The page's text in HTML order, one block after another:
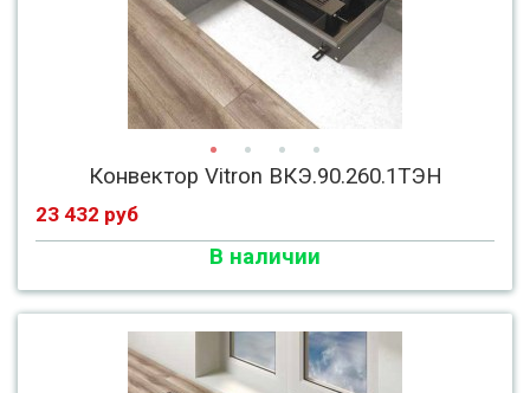
Конвектор Vitron ВКЭ.90.260.1ТЭН
23 432 руб
В наличии